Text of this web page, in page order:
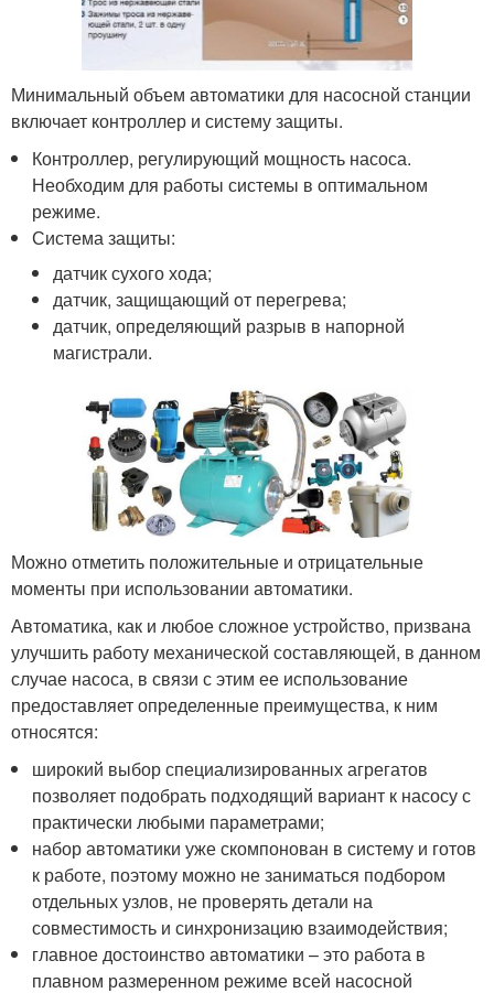
Минимальный объем автоматики для насосной станции
включает контроллер и систему защиты.
Контроллер, регулирующий мощность насоса.
Необходим для работы системы в оптимальном
режиме.
Система защиты:
датчик сухого хода;
датчик, защищающий от перегрева;
датчик, определяющий разрыв в напорной
магистрали.
Можно отметить положительные и отрицательные
моменты при использовании автоматики.
Автоматика, как и любое сложное устройство, призвана
улучшить работу механической составляющей, в данном
случае насоса, в связи с этим ее использование
предоставляет определенные преимущества, к ним
относятся:
широкий выбор специализированных агрегатов
позволяет подобрать подходящий вариант к насосу с
практически любыми параметрами;
набор автоматики уже скомпонован в систему и готов
к работе, поэтому можно не заниматься подбором
отдельных узлов, не проверять детали на
совместимость и синхронизацию взаимодействия;
главное достоинство автоматики – это работа в
плавном размеренном режиме всей насосной